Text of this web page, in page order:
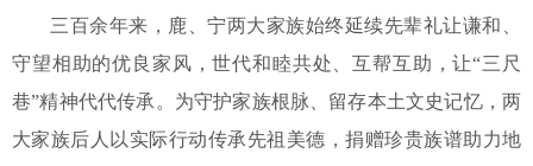
三百余年来，鹿、宁两大家族始终延续先辈礼让谦和、
守望相助的优良家风，世代和睦共处、互帮互助，让“三尺
巷”精神代代传承。为守护家族根脉、留存本土文史记忆，两
大家族后人以实际行动传承先祖美德，捐赠珍贵族谱助力地